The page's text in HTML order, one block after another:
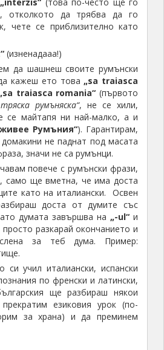
отколкото да трябва да го
чете се приблизително като
(изненадааа!)
да шашнеш своите румънски
кажеш ето това „sa traiasca
traiasca romania“ (първото
румъняска“, не се хили,
се майтапя ни най-малко, а и
Румъния“). Гарантирам,
не паднат под масата
значи не са румънци.
повече с румънски фрази,
само ще вметна, че има доста
като на италиански. Освен
доста от думите със
думата завършва на „-ul“ и
разкарай окончанието и
за теб дума. Пример:
си учил италиански, испански
по френски и латински,
ще разбираш някои
езиковия урок (по-
за храна) и да преминем